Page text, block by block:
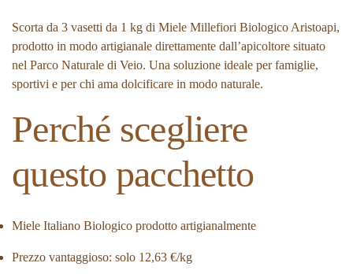
Scorta da 3 vasetti da 1 kg di Miele Millefiori Biologico Aristoapi,
prodotto in modo artigianale direttamente dall’apicoltore situato
nel Parco Naturale di Veio. Una soluzione ideale per famiglie,
sportivi e per chi ama dolcificare in modo naturale.
Perché scegliere
questo pacchetto
Miele Italiano Biologico prodotto artigianalmente
Prezzo vantaggioso: solo 12,63 €/kg